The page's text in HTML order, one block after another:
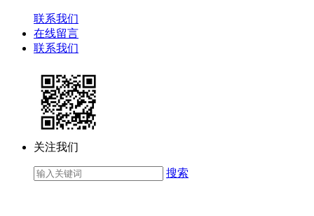
联系我们
在线留言
联系我们
关注我们
搜索